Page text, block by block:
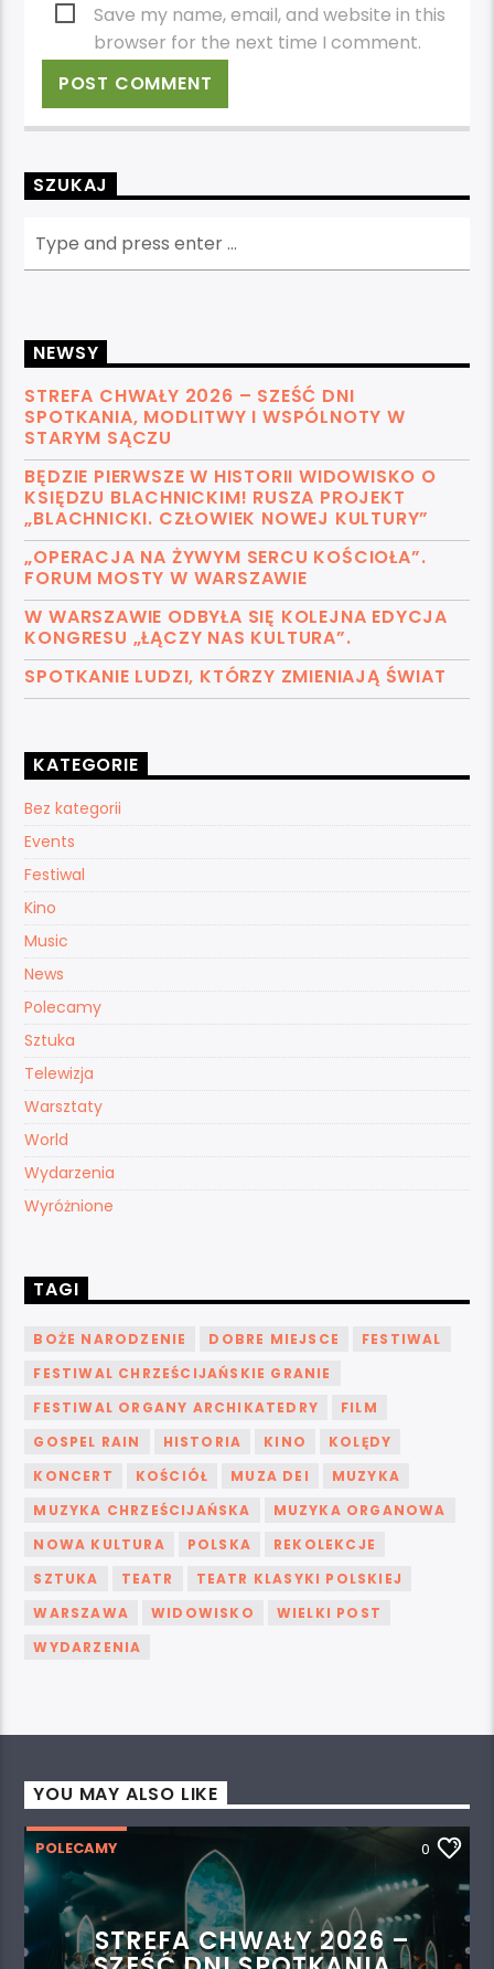
Save my name, email, and website in this
browser for the next time I comment.
SZUKAJ
NEWSY
STREFA CHWAŁY 2026 – SZEŚĆ DNI
SPOTKANIA, MODLITWY I WSPÓLNOTY W
STARYM SĄCZU
BĘDZIE PIERWSZE W HISTORII WIDOWISKO O
KSIĘDZU BLACHNICKIM! RUSZA PROJEKT
„BLACHNICKI. CZŁOWIEK NOWEJ KULTURY”
„OPERACJA NA ŻYWYM SERCU KOŚCIOŁA”.
FORUM MOSTY W WARSZAWIE
W WARSZAWIE ODBYŁA SIĘ KOLEJNA EDYCJA
KONGRESU „ŁĄCZY NAS KULTURA”.
SPOTKANIE LUDZI, KTÓRZY ZMIENIAJĄ ŚWIAT
KATEGORIE
Bez kategorii
Events
Festiwal
Kino
Music
News
Polecamy
Sztuka
Telewizja
Warsztaty
World
Wydarzenia
Wyróżnione
TAGI
BOŻE NARODZENIE DOBRE MIEJSCE
FESTIWAL
FESTIWAL CHRZEŚCIJAŃSKIE GRANIE
FESTIWAL ORGANY ARCHIKATEDRY
FILM
GOSPEL RAIN
HISTORIA KINO
KOLĘDY
KONCERT
KOŚCIÓŁ MUZA DEI
MUZYKA
MUZYKA CHRZEŚCIJAŃSKA
MUZYKA ORGANOWA
NOWA KULTURA
POLSKA
REKOLEKCJE
SZTUKA
TEATR
TEATR KLASYKI POLSKIEJ
WARSZAWA
WIDOWISKO
WIELKI POST
WYDARZENIA
YOU MAY ALSO LIKE
POLECAMY 0
STREFA CHWAŁY 2026 –